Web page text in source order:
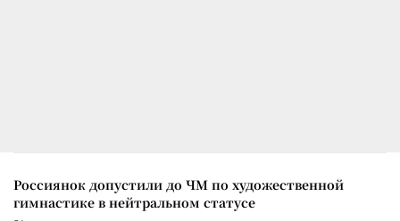
Россиянок допустили до ЧМ по художественной
гимнастике в нейтральном статусе